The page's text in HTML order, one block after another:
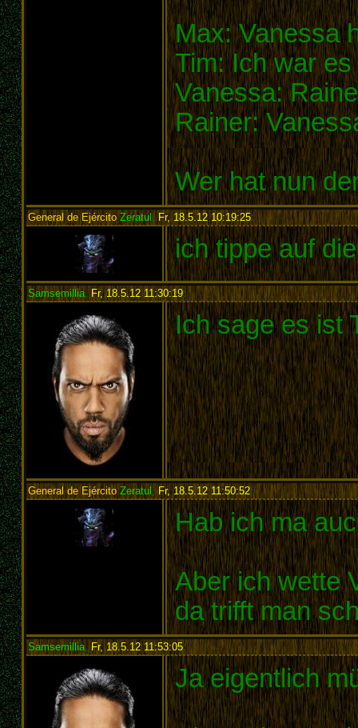
Max: Vanessa
Tim: Ich war es
Vanessa:
Rainer:
Wer hat nun
General de EjércitoZeratul, Fr, 18.5.12 10:19:25:
ich tippe auf
Samsemillia, Fr, 18.5.12 11:30:19:
Ich sage es ist
General de EjércitoZeratul Fr, 18.5.12 11:50:52:
Hab ich ma
Aber ich wette
da trifft man
Samsemillia, Fr, 18.5.12 11:53:05:
Ja eigentlich